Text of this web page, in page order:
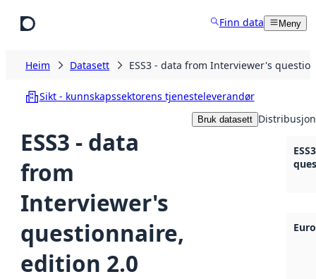
Finn data Meny
Heim Datasett ESS3 - data from Interviewer's
Sikt - kunnskapssektorens tjenesteleverandør
ESS3 - data
from
Interviewer's
questionnaire,
edition 2.0
Bruk datasett